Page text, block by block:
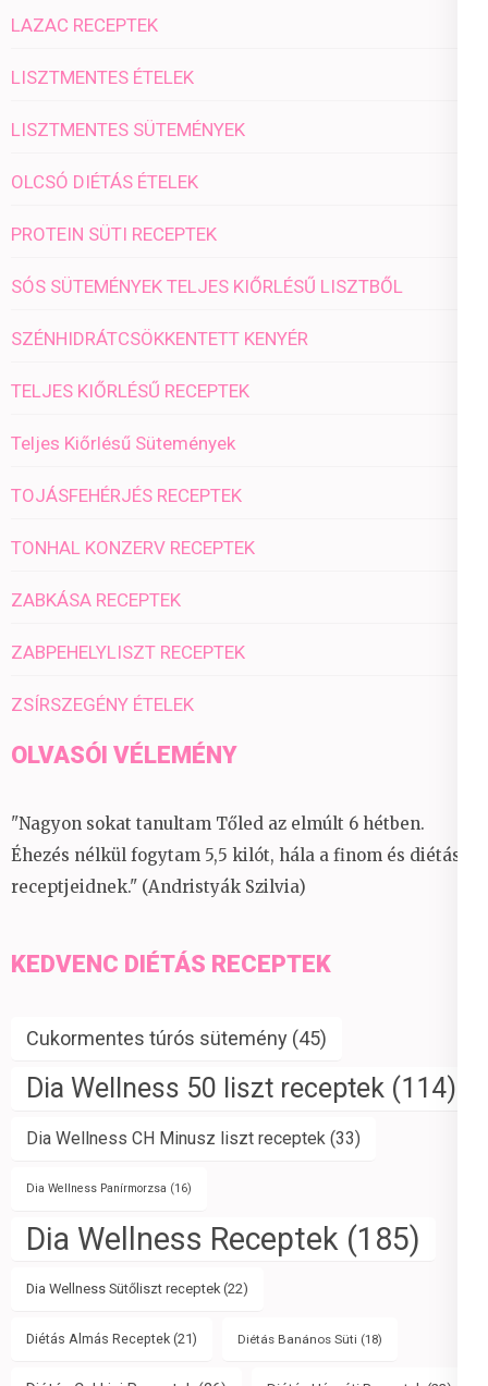
LAZAC RECEPTEK
LISZTMENTES ÉTELEK
LISZTMENTES SÜTEMÉNYEK
OLCSÓ DIÉTÁS ÉTELEK
PROTEIN SÜTI RECEPTEK
SÓS SÜTEMÉNYEK TELJES KIŐRLÉSŰ LISZTBŐL
SZÉNHIDRÁTCSÖKKENTETT KENYÉR
TELJES KIŐRLÉSŰ RECEPTEK
Teljes Kiőrlésű Sütemények
TOJÁSFEHÉRJÉS RECEPTEK
TONHAL KONZERV RECEPTEK
ZABKÁSA RECEPTEK
ZABPEHELYLISZT RECEPTEK
ZSÍRSZEGÉNY ÉTELEK
OLVASÓI VÉLEMÉNY
"Nagyon sokat tanultam Tőled az elmúlt 6 hétben.
Éhezés nélkül fogytam 5,5 kilót, hála a finom és diétás
receptjeidnek." (Andristyák Szilvia)
KEDVENC DIÉTÁS RECEPTEK
Cukormentes túrós sütemény (45)
Dia Wellness 50 liszt receptek (114)
Dia Wellness CH Minusz liszt receptek (33)
Dia Wellness Panírmorzsa (16)
Dia Wellness Receptek (185)
Dia Wellness Sütőliszt receptek (22)
Diétás Almás Receptek (21) Diétás Banános Süti (18)